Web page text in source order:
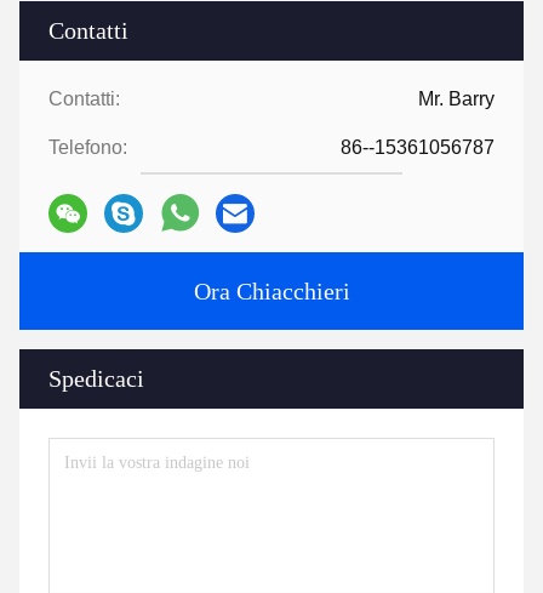
Contatti
Contatti: Mr. Barry
Telefono: 86--15361056787
Ora Chiacchieri
Spedicaci